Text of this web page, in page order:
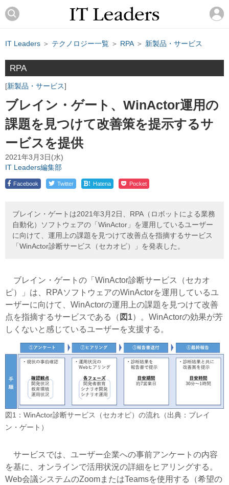
IT Leaders ＞ テクノロジー一覧 ＞ RPA ＞ 新製品・サービス
RPA
新製品・サービス
ブレイン・ゲート、WinActor運用の
課題を見つけて改善策を提示するサ
ービスを提供
2021年3月3日(水)
IT Leaders編集部
Facebook Twitter ! Hatena Pocket
ブレイン・ゲートは2021年3月2日、RPA（ロボットによる業務
自動化）ソフトウェアの「WinActor」を運用しているユーザー
に向けて、運用上の課題を見つけて改善点を指摘するサービス
「WinActor診断サービス（セカオピ）」を発表した。
ブレイン・ゲートの「WinActor診断サービス（セカオ
ピ）」は、RPAソフトウェアのWinActorを運用しているユ
ーザーに向けて、WinActorの運用上の課題を見つけて改善
点を指摘するサービスである（ 図1）。WinActorの効果が芳
しくないと感じているユーザーを支援する。
図1：WinActor診断サービス（セカオピ）の流れ（出典：ブレイ
ン・ゲート）
サービスでは、ユーザー企業への事前アンケートの内容
を基に、オンラインで活用状況の詳細をヒアリングする。
Web会議システムのZoomまたはTeamsを使用する（希望の